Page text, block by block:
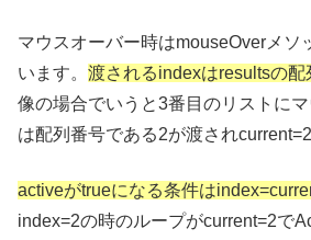
マウスオーバー時はmouseOverメソ
います。 渡されるindexはresultsの配
像の場合でいうと3番目のリストに
は配列番号である2が渡され
activeがtrueになる条件は
index=2の時のループがcurrent=2で